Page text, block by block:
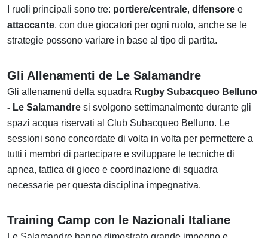
I ruoli principali sono tre: portiere/centrale, difensore e
attaccante, con due giocatori per ogni ruolo, anche se le
strategie possono variare in base al tipo di partita.
Gli Allenamenti de Le Salamandre
Gli allenamenti della squadra Rugby Subacqueo Belluno
- Le Salamandre si svolgono settimanalmente durante gli
spazi acqua riservati al Club Subacqueo Belluno. Le
sessioni sono concordate di volta in volta per permettere a
tutti i membri di partecipare e sviluppare le tecniche di
apnea, tattica di gioco e coordinazione di squadra
necessarie per questa disciplina impegnativa.
Training Camp con le Nazionali Italiane